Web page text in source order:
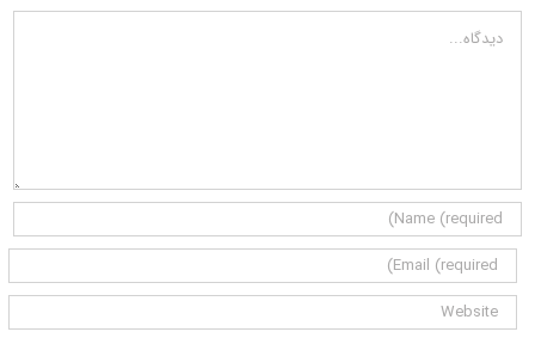
دیدگاه